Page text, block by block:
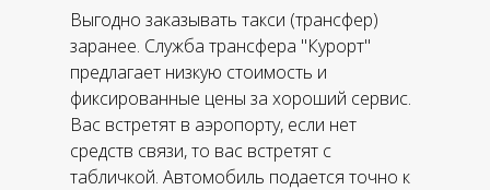
Выгодно заказывать такси (трансфер)
заранее. Служба трансфера "Курорт"
предлагает низкую стоимость и
фиксированные цены за хороший сервис.
Вас встретят в аэропорту, если нет
средств связи, то вас встретят с
табличкой. Автомобиль подается точно к